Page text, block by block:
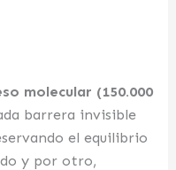
molecular (150.000
barrera invisible
el equilibrio
y por otro,